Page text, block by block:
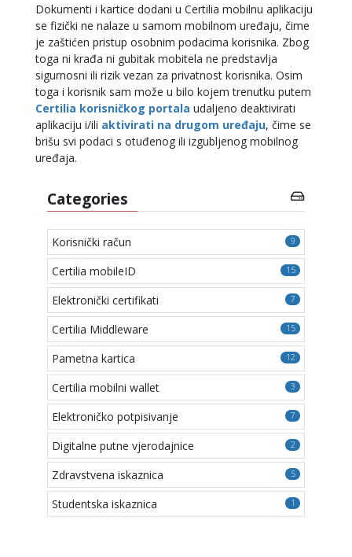
Dokumenti i kartice dodani u Certilia mobilnu aplikaciju
se fizički ne nalaze u samom mobilnom uređaju, čime
je zaštićen pristup osobnim podacima korisnika. Zbog
toga ni krađa ni gubitak mobitela ne predstavlja
sigurnosni ili rizik vezan za privatnost korisnika. Osim
toga i korisnik sam može u bilo kojem trenutku putem
Certilia korisničkog portala udaljeno deaktivirati
aplikaciju i/ili aktivirati na drugom uređaju, čime se
brišu svi podaci s otuđenog ili izgubljenog mobilnog
uređaja.
Categories
9
Korisnički račun
15
Certilia mobileID
7
Elektronički certifikati
15
Certilia Middleware
12
Pametna kartica
3
Certilia mobilni wallet
7
Elektroničko potpisivanje
2
Digitalne putne vjerodajnice
5
Zdravstvena iskaznica
1
Studentska iskaznica